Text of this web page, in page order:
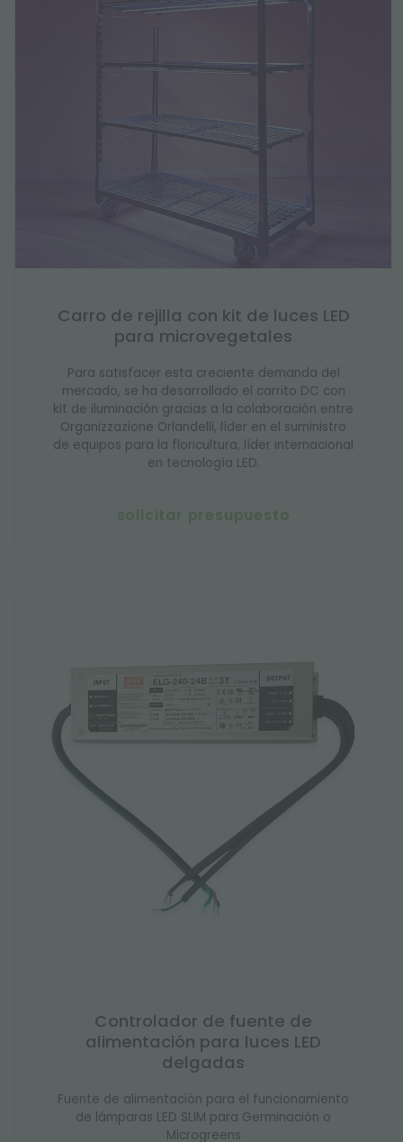
Carro de rejilla con kit de luces LED
para microvegetales
Para satisfacer esta creciente demanda del
mercado, se ha desarrollado el carrito DC con
kit de iluminación gracias a la colaboración entre
Organizzazione Orlandelli, líder en el suministro
de equipos para la floricultura, líder internacional
en tecnología LED.
solicitar presupuesto
Controlador de fuente de
alimentación para luces LED
delgadas
Fuente de alimentación para el funcionamiento
de lámparas LED SLIM para Germinación o
Microgreens